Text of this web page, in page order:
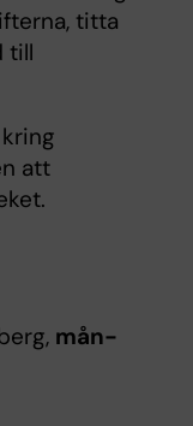
titta
till
att
mån-